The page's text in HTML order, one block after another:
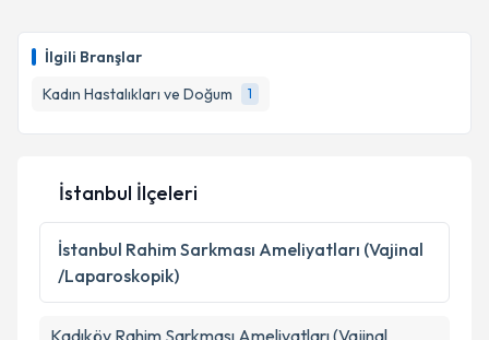
İlgili Branşlar
Kadın Hastalıkları ve Doğum
1
İstanbul İlçeleri
İstanbul Rahim Sarkması Ameliyatları (Vajinal
/Laparoskopik)
Kadıköy Rahim Sarkması Ameliyatları (Vajinal